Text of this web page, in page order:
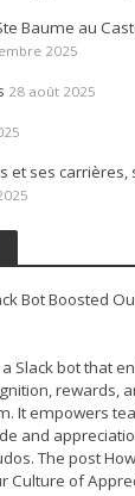
Baume au
2025
28 août 2025
et ses carrières,
Bot Boosted
Slack bot that
rewards,
It empowers
and
The post
Culture of